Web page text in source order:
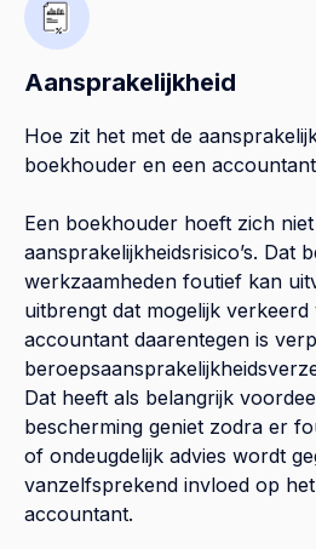
Aansprakelijkheid
Hoe zit het met de
boekhouder en een
Een boekhouder hoeft zich
aansprakelijkheidsrisico’s. Dat
werkzaamheden foutief kan
uitbrengt dat mogelijk
accountant daarentegen is
Dat heeft als belangrijk
bescherming geniet zodra er
of ondeugdelijk advies wordt
vanzelfsprekend invloed op
accountant.